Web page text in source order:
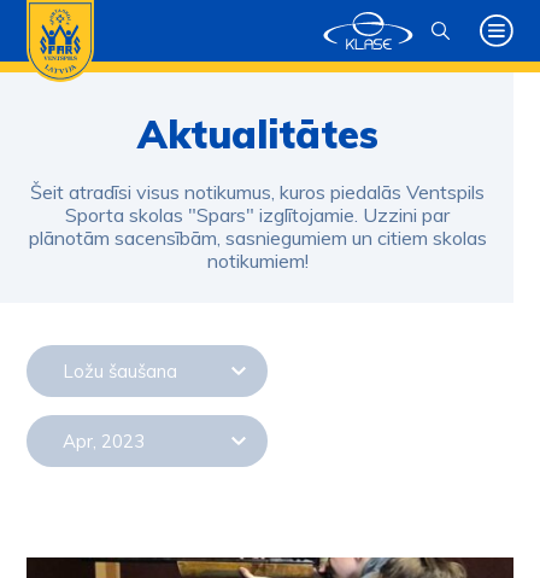
Aktualitātes
Šeit atradīsi visus notikumus, kuros piedalās Ventspils
Sporta skolas "Spars" izglītojamie. Uzzini par
plānotām sacensībām, sasniegumiem un citiem skolas
notikumiem!
Ložu šaušana
Apr, 2023